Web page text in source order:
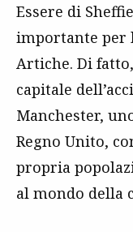
Essere di
importante per
Artiche. Di
capitale
Manchester,
Regno Unito,
propria
al mondo della